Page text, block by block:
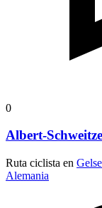
0
Albert-
Ruta ciclista en
Alemania